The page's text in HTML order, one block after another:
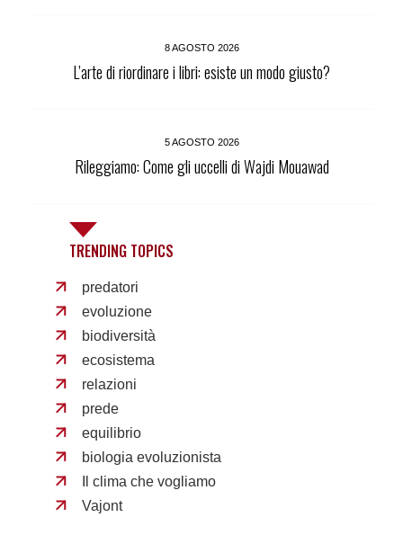
8 AGOSTO 2026
L’arte di riordinare i libri: esiste un modo giusto?
5 AGOSTO 2026
Rileggiamo: Come gli uccelli di Wajdi Mouawad
TRENDING TOPICS
predatori
evoluzione
biodiversità
ecosistema
relazioni
prede
equilibrio
biologia evoluzionista
Il clima che vogliamo
Vajont